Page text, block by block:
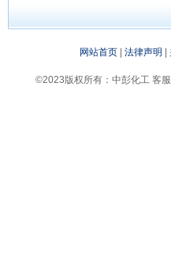
网站首页 法律声明
©2023版权所有：中彭化工 客